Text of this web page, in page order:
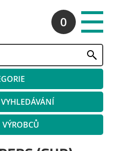
0